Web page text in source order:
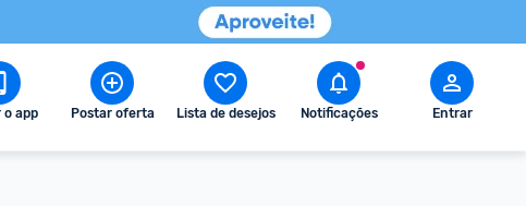
o app Postar oferta Lista de desejos Notificações Entrar